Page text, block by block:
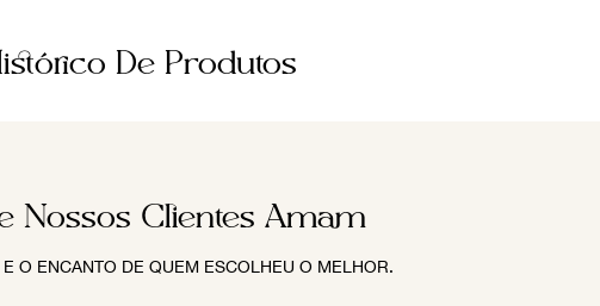
De Produtos
Nossos Clientes Amam
E O ENCANTO DE QUEM ESCOLHEU O MELHOR.